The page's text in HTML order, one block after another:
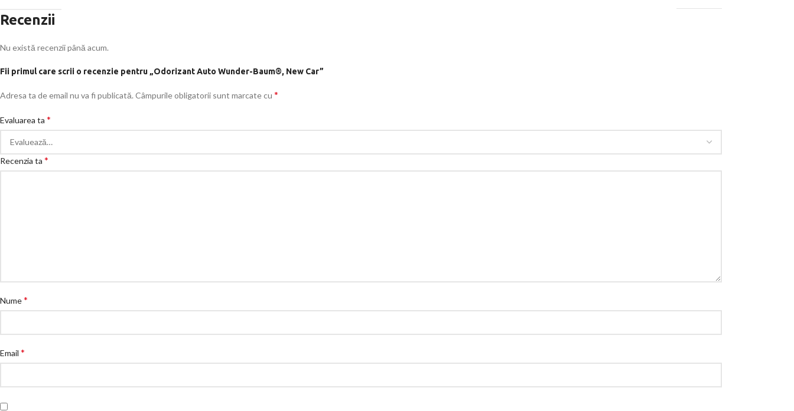
Recenzii
Nu există recenzii până acum.
Fii primul care scrii o recenzie pentru „Odorizant Auto Wunder-Baum®, New Car”
Adresa ta de email nu va fi publicată.Câmpurile obligatorii sunt marcate cu *
Evaluarea ta *
Recenzia ta *
Nume*
Email *